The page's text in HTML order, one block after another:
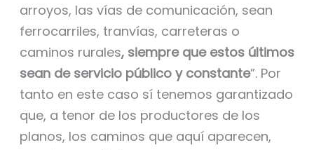
arroyos, las vías de comunicación, sean
ferrocarriles, tranvías, carreteras o
caminos rurales, siempre que estos últimos
sean de servicio público y constante”. Por
tanto en este caso sí tenemos garantizado
que, a tenor de los productores de los
planos, los caminos que aquí aparecen,